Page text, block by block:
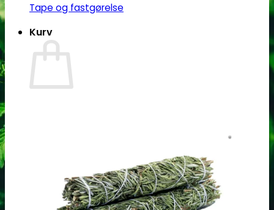
Tape og fastgørelse
Kurv
efter: